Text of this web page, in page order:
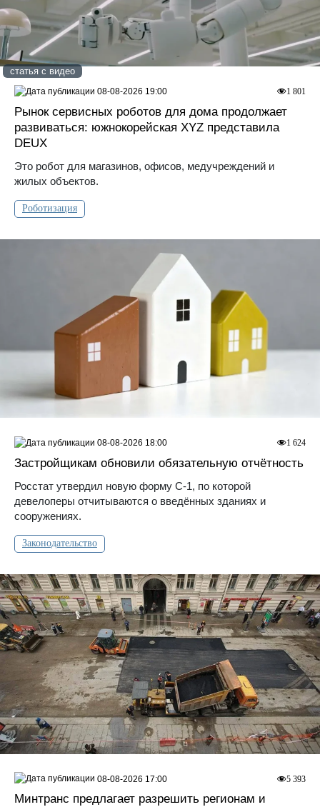
статья с видео
Рынок сервисных роботов для дома продолжает
развиваться: южнокорейская XYZ представила
DEUX
Это робот для магазинов, офисов, медучреждений и
жилых объектов.
Роботизация
1 801
08-08-2026 19:00
Застройщикам обновили обязательную отчётность
Росстат утвердил новую форму С-1, по которой
девелоперы отчитываются о введённых зданиях и
сооружениях.
Законодательство
1 624
08-08-2026 18:00
Минтранс предлагает разрешить регионам и
5 393
08-08-2026 17:00